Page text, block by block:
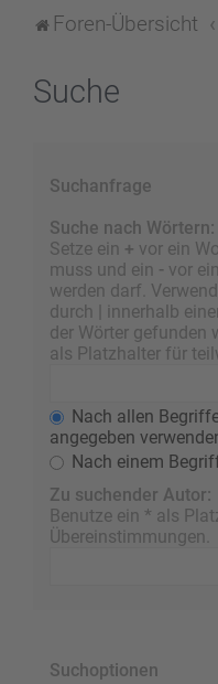
Foren-Übersicht
Suche
Suchanfrage
Suche nach Wörtern:
Setze ein + vor ein
muss und ein - vor
werden darf.
durch
innerhalb
der Wörter gefunden
als Platzhalter für
Nach allen
angegeben
Nach einem
Zu suchender Autor:
Benutze ein * als
Übereinstimmungen.
Suchoptionen